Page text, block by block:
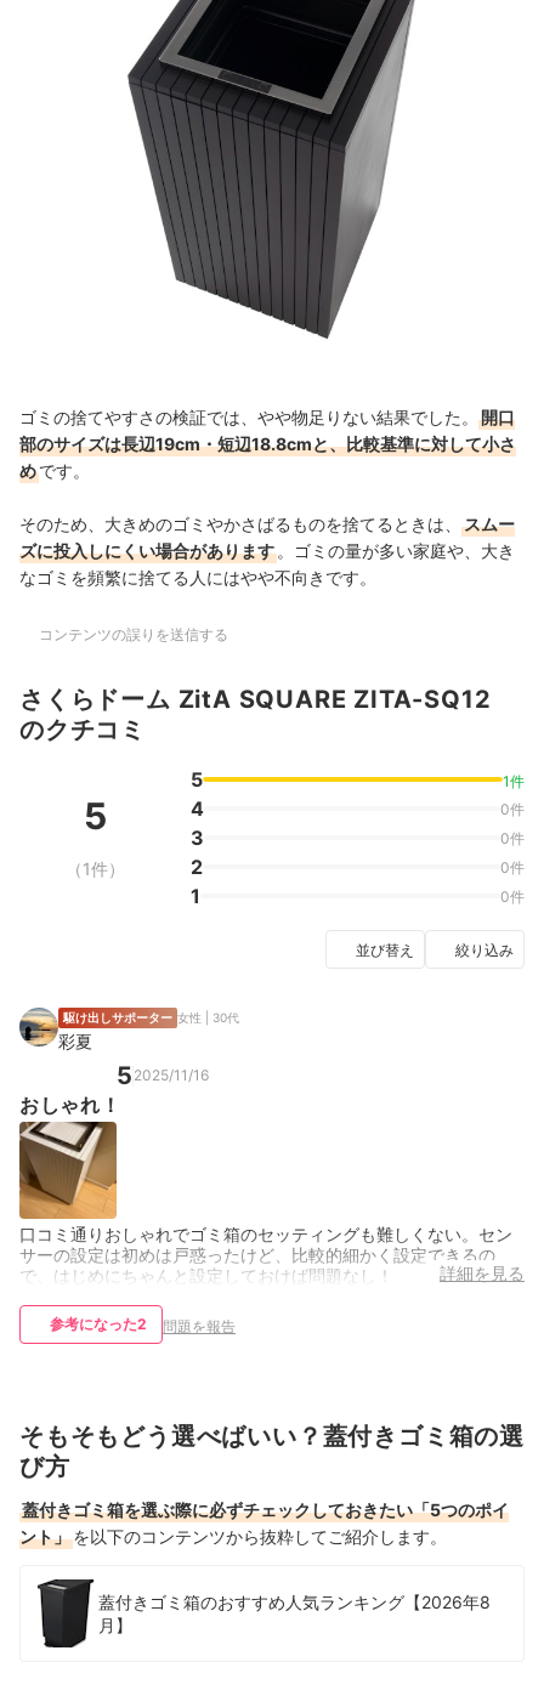
ゴミの捨てやすさの検証では、やや物足りない結果でした。
開口
部のサイズは長辺19cm・短辺18.8cmと、比較基準に対して小さ
めです。
そのため、大きめのゴミやかさばるものを捨てるときは、
スムー
ズに投入しにくい場合があります 。ゴミの量が多い家庭や、大き
なゴミを頻繁に捨てる人にはやや不向きです。
コンテンツの誤りを送信する
さくらドーム ZitA SQUARE ZITA-SQ12
のクチコミ
5
（1件）
5 1件
4 0件
3 0件
2 0件
1 0件
並び替え 絞り込み
駆け出しサポーター 女性 | 30代
彩夏
5 2025/11/16
おしゃれ！
口コミ通りおしゃれでゴミ箱のセッティングも難しくない。セン
サーの設定は初めは戸惑ったけど、比較的細かく設定できるの
で、はじめにちゃんと設定しておけば問題なし！
詳細を見る
参考になった2 問題を報告
そもそもどう選べばいい？蓋付きゴミ箱の選
び方
蓋付きゴミ箱を選ぶ際に必ずチェックしておきたい「5つのポイ
ント」を以下のコンテンツから抜粋してご紹介します。
蓋付きゴミ箱のおすすめ人気ランキング【2026年8
月】